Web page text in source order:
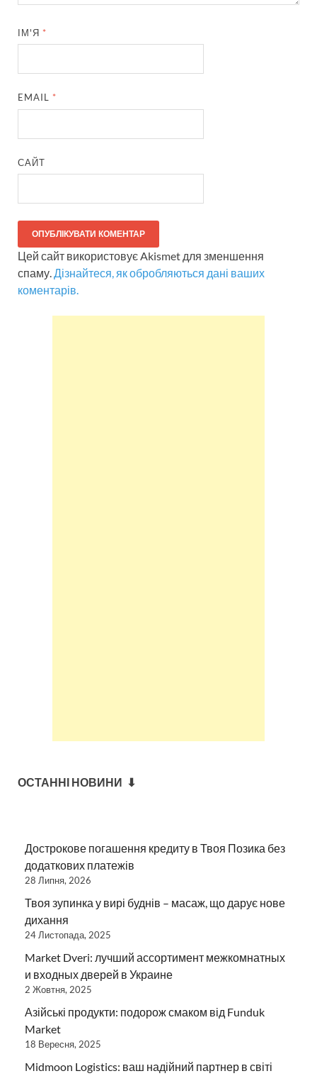
ІМ'Я *
EMAIL *
САЙТ
Цей сайт використовує Akismet для зменшення
спаму.Дізнайтеся, як обробляються дані ваших
коментарів.
ОСТАННІ НОВИНИ ⬇
Дострокове погашення кредиту в Твоя Позика без
додаткових платежів
28 Липня, 2026
Твоя зупинка у вирі буднів – масаж, що дарує нове
дихання
24 Листопада, 2025
Market Dveri: лучший ассортимент межкомнатных
и входных дверей в Украине
2 Жовтня, 2025
Азійські продукти: подорож смаком від Funduk
Market
18 Вересня, 2025
Midmoon Logistics: ваш надійний партнер в світі